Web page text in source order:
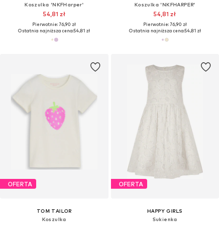
Koszulka 'NKFHarper'
54,81 zł
Pierwotnie: 76,90 zł
Ostatnia najniższa cena:54,81 zł
Koszulka 'NKFHARPER'
54,81 zł
Pierwotnie: 76,90 zł
Ostatnia najniższa cena:54,81 zł
OFERTA
TOM TAILOR
Koszulka
OFERTA
HAPPY GIRLS
Sukienka